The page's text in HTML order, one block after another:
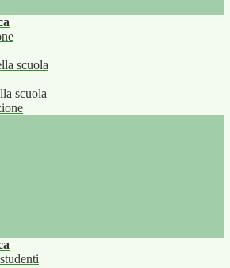
scuola
scuola